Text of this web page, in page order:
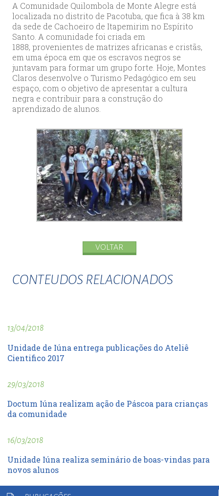
A Comunidade Quilombola de Monte Alegre está
localizada no distrito de Pacotuba, que fica à 38 km
da sede de Cachoeiro de Itapemirim no Espírito
Santo. A comunidade foi criada em
1888, provenientes de matrizes africanas e cristãs,
em uma época em que os escravos negros se
juntavam para formar um grupo forte. Hoje, Montes
Claros desenvolve o Turismo Pedagógico em seu
espaço, com o objetivo de apresentar a cultura
negra e contribuir para a construção do
aprendizado de alunos.
VOLTAR
CONTEUDOS RELACIONADOS
13/04/2018
Unidade de Iúna entrega publicações do Ateliê
Cientifico 2017
29/03/2018
Doctum Iúna realizam ação de Páscoa para crianças
da comunidade
16/03/2018
Unidade Iúna realiza seminário de boas-vindas para
novos alunos